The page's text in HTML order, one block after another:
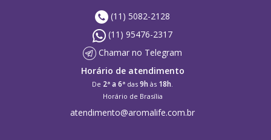
(11) 5082-2128
(11) 95476-2317
Chamar no Telegram
Horário de atendimento
De 2ª a 6ª das 9h às 18h.
Horário de Brasília
atendimento@aromalife.com.br